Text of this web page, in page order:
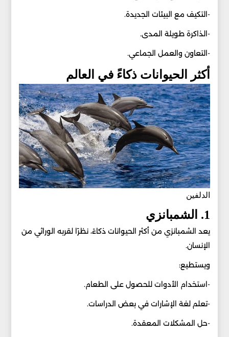
-التكيف مع البيئات الجديدة.
-الذاكرة طويلة المدى.
-التعاون والعمل الجماعي.
أكثر الحيوانات ذكاءً في العالم
الدلفين
1. الشمبانزي
يعد الشمبانزي من أكثر الحيوانات ذكاءً، نظرًا لقربه الوراثي من
الإنسان.
ويستطيع:
-استخدام الأدوات للحصول على الطعام.
-تعلم لغة الإشارات في بعض الدراسات.
-حل المشكلات المعقدة.